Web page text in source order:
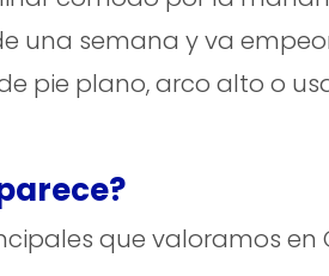
una semana y va
pie plano, arco alto o
que valoramos en